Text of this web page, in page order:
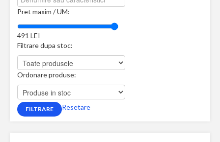
Pret maxim / UM:
491 LEI
Filtrare dupa stoc:
Ordonare produse:
Resetare